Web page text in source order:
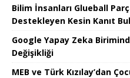
Bilim İnsanları Glueball
Destekleyen Kesin Kanıt
Google Yapay Zeka
Değişikliği
MEB ve Türk Kızılay’dan